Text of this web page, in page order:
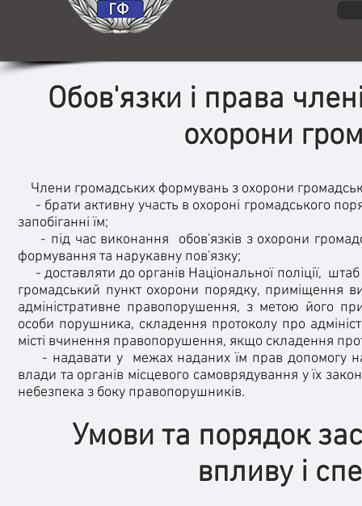
Обов'язки і права
охорони
Члени громадських формувань з охорони
- брати активну участь в охороні громадського
запобіганні їм;
- під час виконання обов'язків з охорони
формування та нарукавну пов'язку;
- доставляти до органів Національної поліції,
громадський пункт охорони порядку, приміщення
адміністративне правопорушення, з метою його
особи порушника, складення протоколу про
місті вчинення правопорушення, якщо складення
- надавати у межах наданих їм прав допомогу
влади та органів місцевого самоврядування у їх
небезпека з боку правопорушників.
Умови та порядок
впливу і